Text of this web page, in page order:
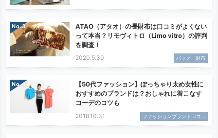
No.
ATAO（アタオ）の長財布は口コミがよくない
って本当？リモヴィトロ（Limo vitro）の評判
を調査！
2020.5.30 バック 財布
No.
【50代ファッション】ぽっちゃり太め女性に
おすすめのブランドは？おしゃれに着こなす
コーデのコツも
2018.10.31 ファッションブランド口コ...